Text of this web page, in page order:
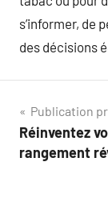
s’informer, de
des décisions
de
Publication
Réinventez
rangement